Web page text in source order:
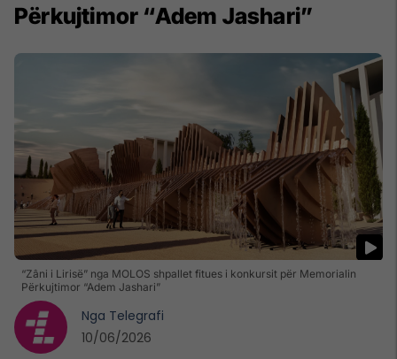
Përkujtimor “Adem Jashari”
“Zâni i Lirisë” nga MOLOS shpallet fitues i konkursit për Memorialin
Përkujtimor “Adem Jashari”
Nga Telegrafi
10/06/2026